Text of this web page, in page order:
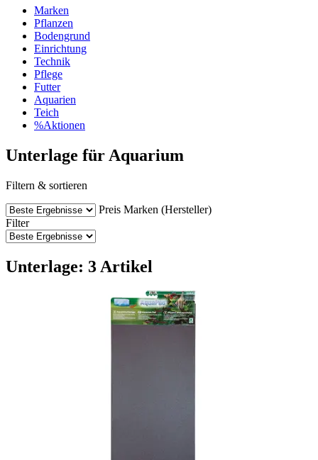
Marken
Pflanzen
Bodengrund
Einrichtung
Technik
Pflege
Futter
Aquarien
Teich
%Aktionen
Unterlage für Aquarium
Filtern & sortieren
Preis Marken (Hersteller)
Filter
Unterlage: 3 Artikel